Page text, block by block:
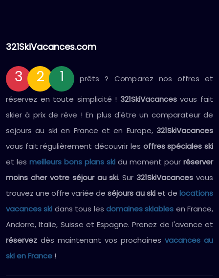
321SkiVacances.com
3 2 1
prêts ? Comparez nos offres et
réservez en toute simplicité ! 321SkiVacancesvous fait
skier à prix de rêve ! En plus d'être un comparateur de
sejours au ski en France et en Europe, 321SkiVacances
vous fait régulièrement découvrir les offres spéciales ski
et les meilleurs bons plans ski du moment pour réserver
moins cher votre séjour au ski. Sur321SkiVacances vous
trouvez une offre variée de séjours au skiet de locations
vacances ski dans tous les domaines skiables en France,
Andorre, Italie, Suisse et Espagne. Prenez de l'avance et
réservez dès maintenant vos prochaines vacances au
ski en France !